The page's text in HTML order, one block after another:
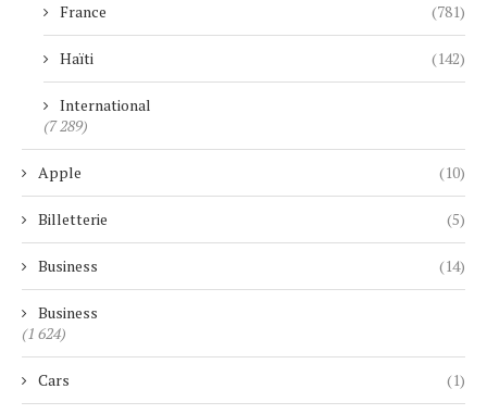
France (781)
Haïti (142)
International
(7 289)
Apple (10)
Billetterie (5)
Business (14)
Business
(1 624)
Cars (1)